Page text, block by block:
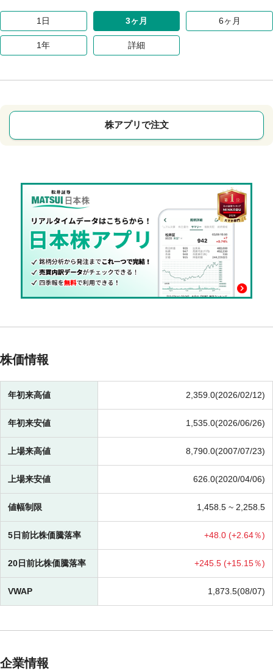
1日 3ヶ月 6ヶ月
1年 詳細
株アプリで注文
株価情報
年初来高値 2,359.0(2026/02/12)
年初来安値 1,535.0(2026/06/26)
上場来高値 8,790.0(2007/07/23)
上場来安値 626.0(2020/04/06)
値幅制限 1,458.5 ~ 2,258.5
5日前比株価騰落率 +48.0 (+2.64％)
20日前比株価騰落率 +245.5 (+15.15％)
VWAP 1,873.5(08/07)
企業情報